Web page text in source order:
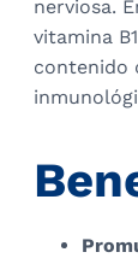
nerviosa.
vitamina
contenido